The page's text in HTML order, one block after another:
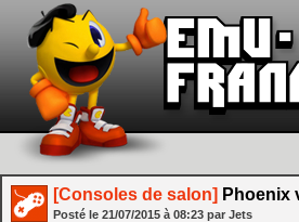
[Consoles de salon] Phoenix
Posté le 21/07/2015 à 08:23 par Jets